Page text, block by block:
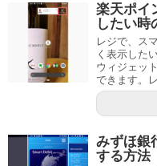
楽天ポイ
したい時
レジで、ス
く表示した
ウィジェッ
できます。
みずほ銀
する方法